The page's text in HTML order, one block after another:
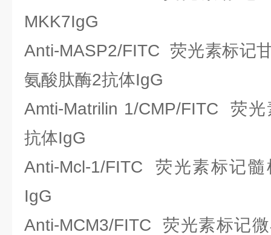
MKK7IgG
Anti-MASP2/FITC 荧光素标记
氨酸肽酶2抗体IgG
Amti-Matrilin 1/CMP/FITC 荧
抗体IgG
Anti-Mcl-1/FITC 荧光素标记
IgG
Anti-MCM3/FITC 荧光素标记